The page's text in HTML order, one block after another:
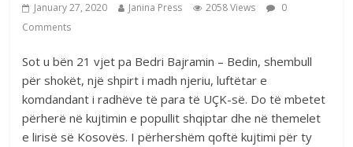
January 27, 2020 Janina Press 2058 Views
0
Comments
Sot u bën 21 vjet pa Bedri Bajramin – Bedin, shembull
për shokët, një shpirt i madh njeriu, luftëtar e
komdandant i radhëve të para të UÇK-së. Do të mbetet
përherë në kujtimin e popullit shqiptar dhe në themelet
e lirisë së Kosovës. I përhershëm qoftë kujtimi për ty